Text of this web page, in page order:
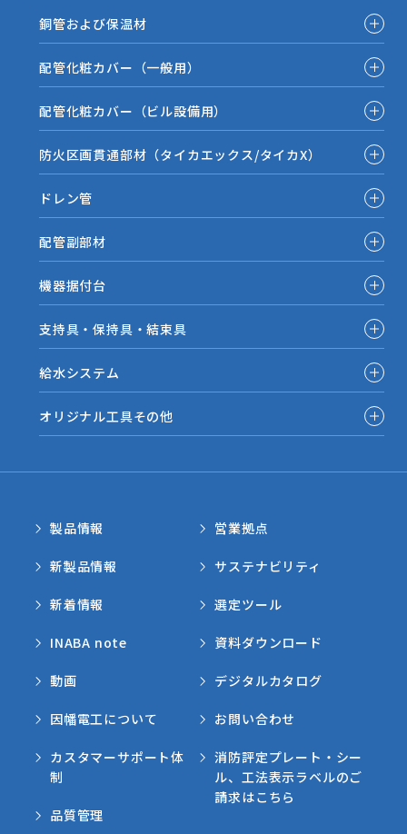
銅管および保温材
配管化粧カバー（一般用）
配管化粧カバー（ビル設備用）
防火区画貫通部材（タイカエックス/タイカX）
ドレン管
配管副部材
機器据付台
支持具・保持具・結束具
給水システム
オリジナル工具その他
製品情報
新製品情報
新着情報
INABA note
動画
因幡電工について
カスタマーサポート体
制
品質管理
営業拠点
サステナビリティ
選定ツール
資料ダウンロード
デジタルカタログ
お問い合わせ
消防評定プレート・シー
ル、工法表示ラベルのご
請求はこちら